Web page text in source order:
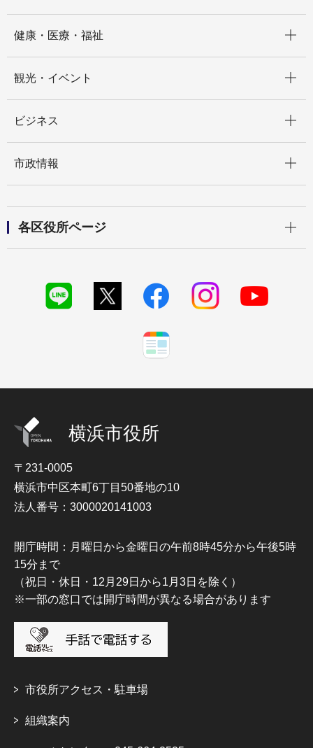
健康・医療・福祉
観光・イベント
ビジネス
市政情報
各区役所ページ
横浜市役所
〒231-0005
横浜市中区本町6丁目50番地の10
法人番号：3000020141003
開庁時間：月曜日から金曜日の午前8時45分から午後5時
15分まで
（祝日・休日・12月29日から1月3日を除く）
※一部の窓口では開庁時間が異なる場合があります
市役所アクセス・駐車場
組織案内